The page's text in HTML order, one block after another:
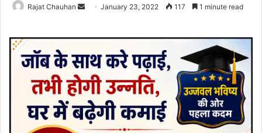
Rajat Chauhan
Send January 23, 2022 117 1 minute read